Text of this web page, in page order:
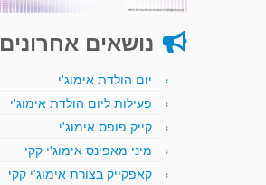
נושאים אחרונים
יום הולדת אימוג'י
פעילות ליום הולדת אימוג'י
קייק פופס אימוג'י
מיני מאפינס אימוג'י קקי
קאפקייק בצורת אימוג'י קקי